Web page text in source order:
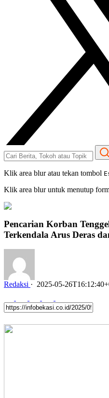
Klik area blur atau tekan tombol
Klik area blur untuk menutup
Pencarian Korban
Terkendala Arus Deras
Redaksi · 2025-05-